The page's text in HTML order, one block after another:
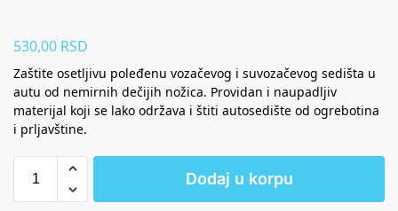
530,00 RSD
Zaštite osetljivu poleđenu vozačevog i suvozačevog sedišta u
autu od nemirnih dečijih nožica. Providan i naupadljiv
materijal koji se lako održava i štiti autosedište od ogrebotina
i prljavštine.
Dodaj u korpu